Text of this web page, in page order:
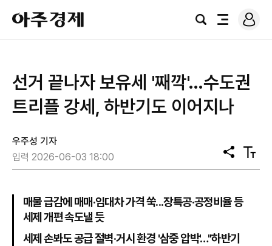
아
주
경
검
전
로
그
선거 끝나자 보유세 '째깍'…수도권
트리플 강세, 하반기도 이어지나
우주성 기자
입력 2026-06-03 18:00
공
유
텍
스
매물 급감에 매매·임대차 가격 쑥...장특공·공정비율 등
세제 개편 속도낼 듯
세제 손봐도 공급 절벽·거시 환경 '삼중 압박'…"하반기